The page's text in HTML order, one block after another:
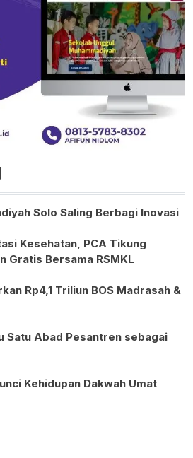
Solo Saling Berbagi Inovasi
Kesehatan, PCA Tikung
Gratis Bersama RSMKL
Rp4,1 Triliun BOS Madrasah &
Satu Abad Pesantren sebagai
Kehidupan Dakwah Umat